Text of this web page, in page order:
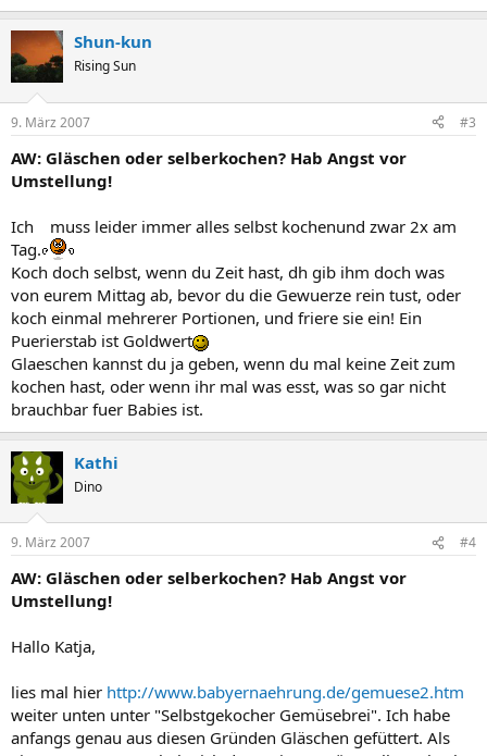
Shun-kun
Rising Sun
9. März 2007 #3
AW: Gläschen oder selberkochen? Hab Angst vor
Umstellung!
Ich muss leider immer alles selbst kochenund zwar 2x am
Tag.
Koch doch selbst, wenn du Zeit hast, dh gib ihm doch was
von eurem Mittag ab, bevor du die Gewuerze rein tust, oder
koch einmal mehrerer Portionen, und friere sie ein! Ein
Puerierstab ist Goldwert
Glaeschen kannst du ja geben, wenn du mal keine Zeit zum
kochen hast, oder wenn ihr mal was esst, was so gar nicht
brauchbar fuer Babies ist.
Kathi
Dino
9. März 2007 #4
AW: Gläschen oder selberkochen? Hab Angst vor
Umstellung!
Hallo Katja,
lies mal hier http://www.babyernaehrung.de/gemuese2.htm
weiter unten unter "Selbstgekocher Gemüsebrei". Ich habe
anfangs genau aus diesen Gründen Gläschen gefüttert. Als